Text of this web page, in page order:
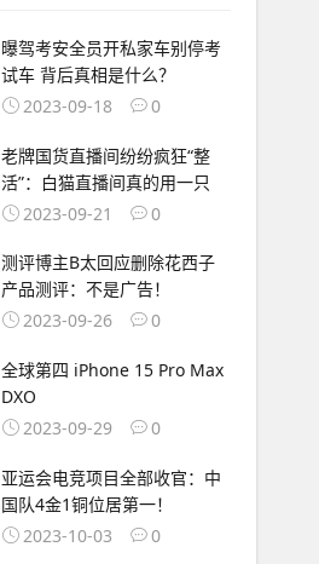
曝驾考安全员开私家车别停考
试车 背后真相是什么？
2023-09-18
0
老牌国货直播间纷纷疯狂“整
活”：白猫直播间真的用一只
2023-09-21
0
测评博主B太回应删除花西子
产品测评：不是广告！
2023-09-26
0
全球第四 iPhone 15 Pro Max
DXO
2023-09-29
0
亚运会电竞项目全部收官：中
国队4金1铜位居第一！
2023-10-03
0